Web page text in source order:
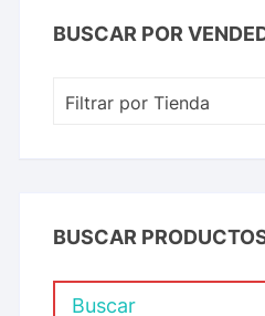
BUSCAR POR
Filtrar por Tienda
BUSCAR